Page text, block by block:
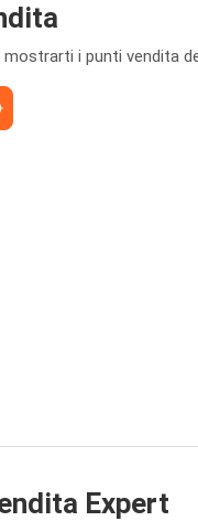
i punti vendita
Expert